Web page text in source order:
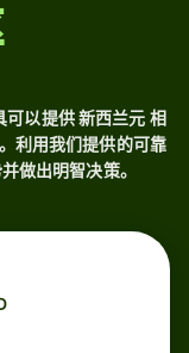
以提供 新西兰元 相
利用我们提供的可靠
做出明智决策。